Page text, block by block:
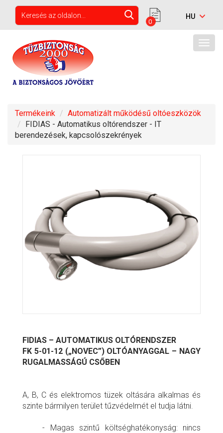
0
Termékeink
Automatizált működésű oltóeszközök
FIDIAS - Automatikus oltórendszer - IT
berendezések, kapcsolószekrények
FIDIAS – AUTOMATIKUS OLTÓRENDSZER
FK 5-01-12 („NOVEC”) OLTÓANYAGGAL – NAGY
RUGALMASSÁGÚ CSŐBEN
A, B, C és elektromos tüzek oltására alkalmas és
szinte bármilyen terület tűzvédelmét el tudja látni.
- Magas szintű költséghatékonyság: nincs